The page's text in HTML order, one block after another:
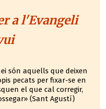
a l'Evangeli
són aquells que deixen
pecats per fixar-se en
el que cal corregir,
(Sant Agustí)